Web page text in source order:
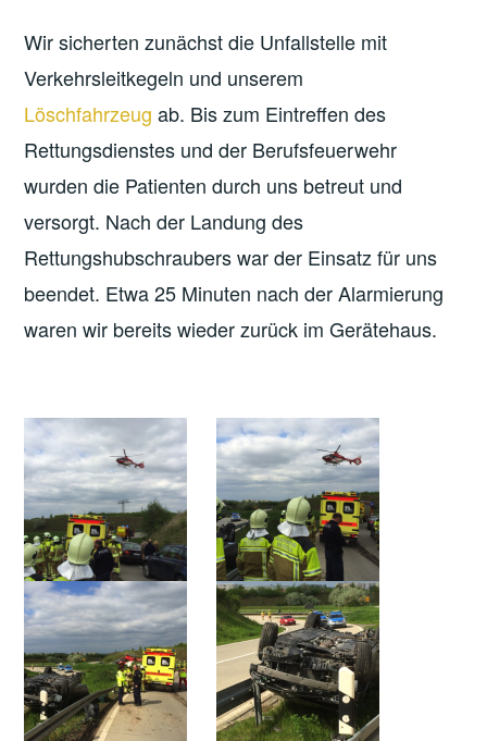
Wir sicherten zunächst die Unfallstelle mit
Verkehrsleitkegeln und unserem
Löschfahrzeug ab. Bis zum Eintreffen des
Rettungsdienstes und der Berufsfeuerwehr
wurden die Patienten durch uns betreut und
versorgt. Nach der Landung des
Rettungshubschraubers war der Einsatz für uns
beendet. Etwa 25 Minuten nach der Alarmierung
waren wir bereits wieder zurück im Gerätehaus.